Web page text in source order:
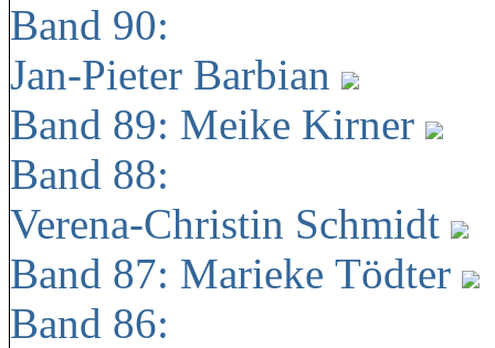
Band 90:
Jan-Pieter Barbian
Band 89: Meike Kirner
Band 88:
Verena-Christin Schmidt
Band 87: Marieke Tödter
Band 86: